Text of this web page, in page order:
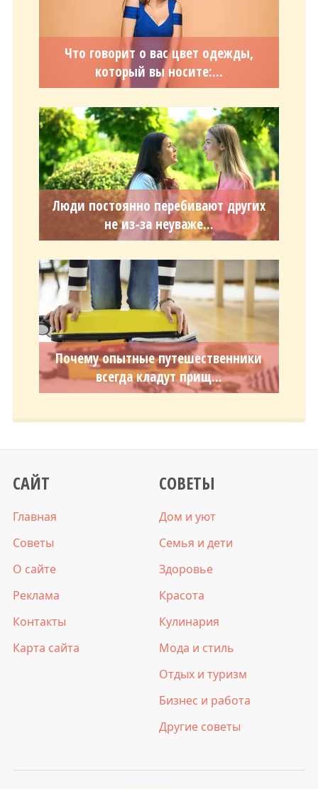
Что говорит о вас цвет одежды,
который вы носите:...
Люди постоянно перебивают других
не из-за неуваже...
Почему опытные путешественники
всегда кладут прищ...
САЙТ
Главная
Советы
О сайте
Реклама
Контакты
Карта сайта
СОВЕТЫ
Дом и уют
Семья и дети
Здоровье
Красота
Кулинария
Мода и стиль
Отдых и туризм
Бизнес и работа
Другие советы